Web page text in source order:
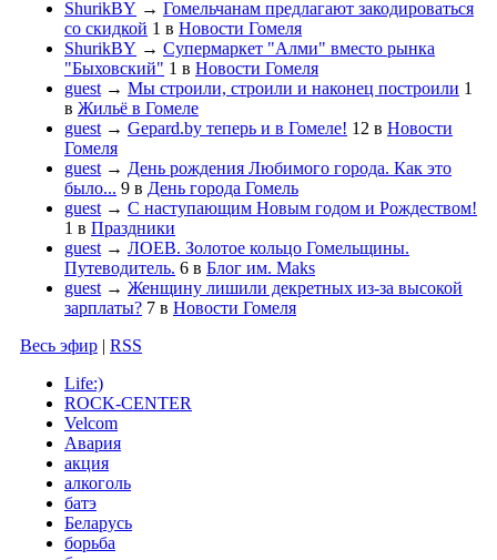
ShurikBY → Гомельчанам предлагают закодироваться
со скидкой 1 в Новости Гомеля
ShurikBY → Супермаркет "Алми" вместо рынка
"Быховский" 1 в Новости Гомеля
guest → Мы строили, строили и наконец построили 1
в Жильё в Гомеле
guest → Gepard.by теперь и в Гомеле! 12 в Новости
Гомеля
guest → День рождения Любимого города. Как это
было... 9 в День города Гомель
guest → С наступающим Новым годом и Рождеством!
1 в Праздники
guest → ЛОЕВ. Золотое кольцо Гомельщины.
Путеводитель. 6 в Блог им. Maks
guest → Женщину лишили декретных из-за высокой
зарплаты? 7 в Новости Гомеля
Весь эфир | RSS
Life:)
ROCK-CENTER
Velcom
Авария
акция
алкоголь
батэ
Беларусь
борьба